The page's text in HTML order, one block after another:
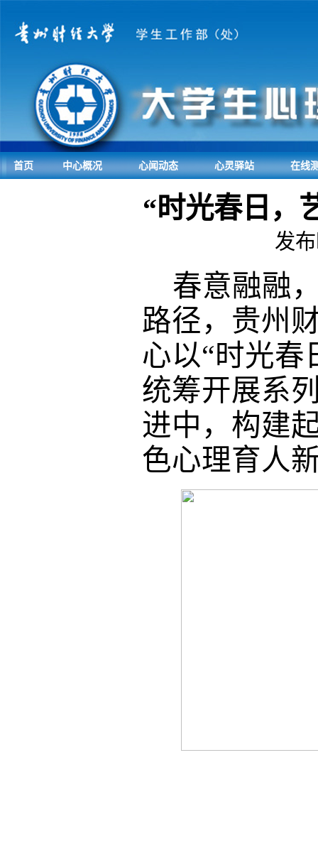
首页 中心概况 心闻动态 心灵驿站 在线
“时光春日，
发
春意融融
路径， 贵州
心以“时光春
统筹开展系
进中，构建
色心理育人